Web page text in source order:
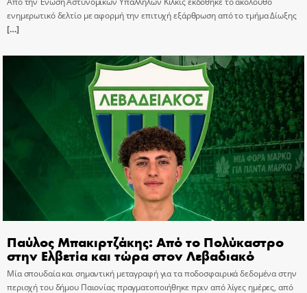
ενημερωτικό δελτίο με αφορμή την επιτυχή εξάρθρωση από το τμήμα Δίωξης
[…]
Παύλος Μπακιρτζάκης: Από το Πολύκαστρο
στην Ελβετία και τώρα στον Λεβαδιακό
Μία σπουδαία και σημαντική μεταγραφή για τα ποδοσφαιρικά δεδομένα στην
περιοχή του δήμου Παιονίας πραγματοποιήθηκε πριν από λίγες ημέρες, από